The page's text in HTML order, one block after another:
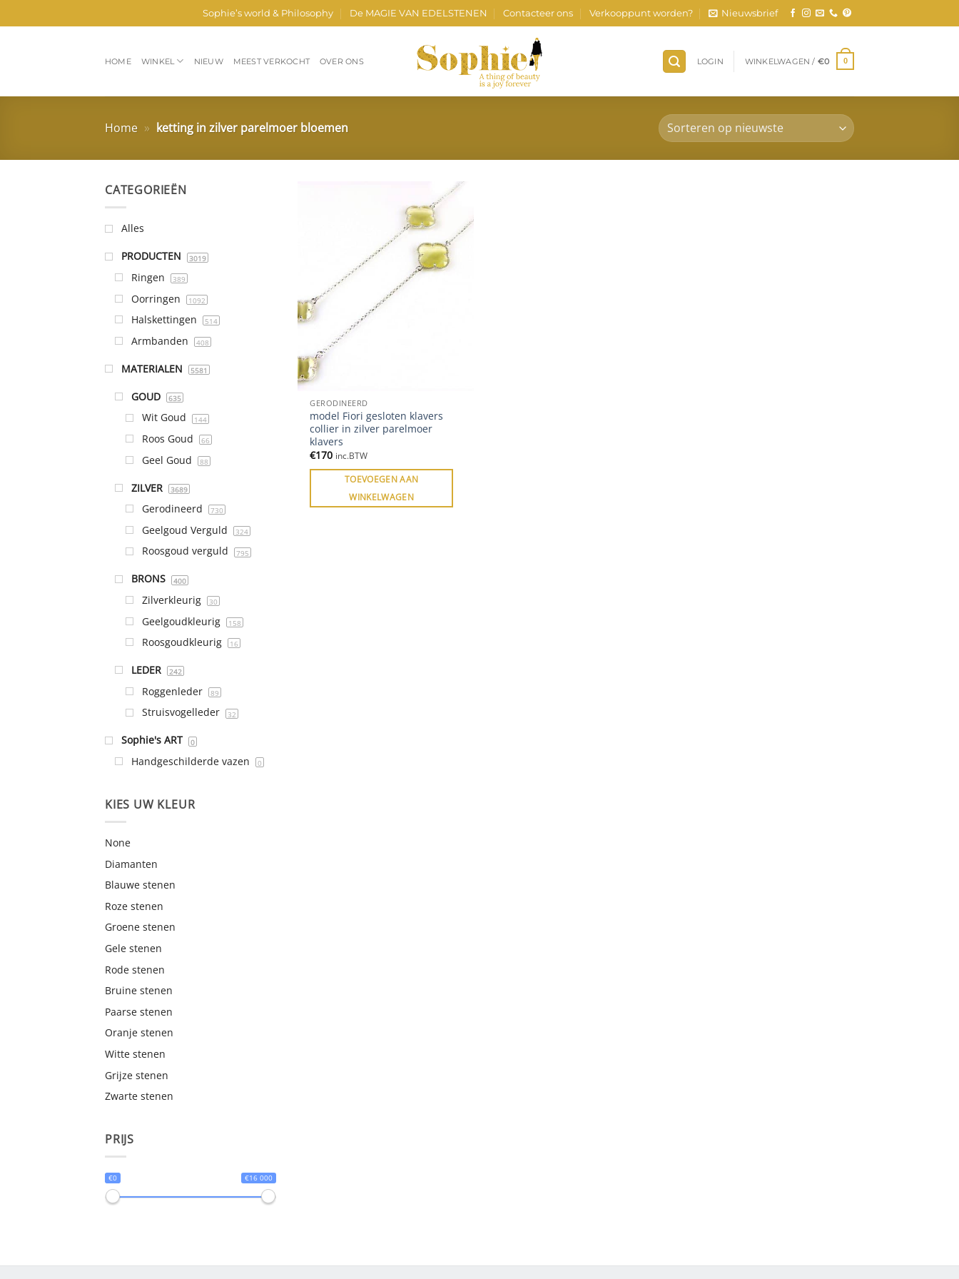
naar
Sophie’s world & Philosophy De MAGIE VAN EDELSTENEN Contacteer ons Verkooppunt worden? Nieuwsbrief
HOME WINKEL NIEUW MEEST VERKOCHT OVER ONS LOGIN WINKELWAGEN / €0 0
Home » ketting in zilver parelmoer bloemen
CATEGORIEËN
Alles
PRODUCTEN 3019
Ringen 389
Oorringen 1092
Halskettingen 514
Armbanden 408
MATERIALEN 5581
GOUD 635
Wit Goud 144
Roos Goud 66
Geel Goud 88
ZILVER 3689
Gerodineerd 730
Geelgoud Verguld 324
Roosgoud verguld 795
BRONS 400
Zilverkleurig 30
Geelgoudkleurig 158
Roosgoudkleurig 16
LEDER 242
Roggenleder 89
Struisvogelleder 32
Sophie's ART 0
Handgeschilderde vazen 0
KIES UW KLEUR
None
Diamanten
Blauwe stenen
Roze stenen
Groene stenen
Gele stenen
Rode stenen
Bruine stenen
Paarse stenen
Oranje stenen
Witte stenen
Grijze stenen
Zwarte stenen
PRIJS
€0 €16 000
GERODINEERD
model Fiori gesloten klavers
collier in zilver parelmoer
klavers
€170 inc.BTW
TOEVOEGEN AAN
WINKELWAGEN